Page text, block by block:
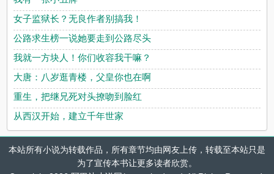
女子监狱长？无良作者别搞我！
公路求生榜一说她要走到公路尽头
我就一方块人！你们收容我干嘛？
大唐：八岁逛青楼，父皇你也在啊
重生，把继兄死对头撩吻到脸红
从西汉开始，建立千年世家
本站所有小说为转载作品，所有章节均由网友上传，转载至本站只是
为了宣传本书让更多读者欣赏。